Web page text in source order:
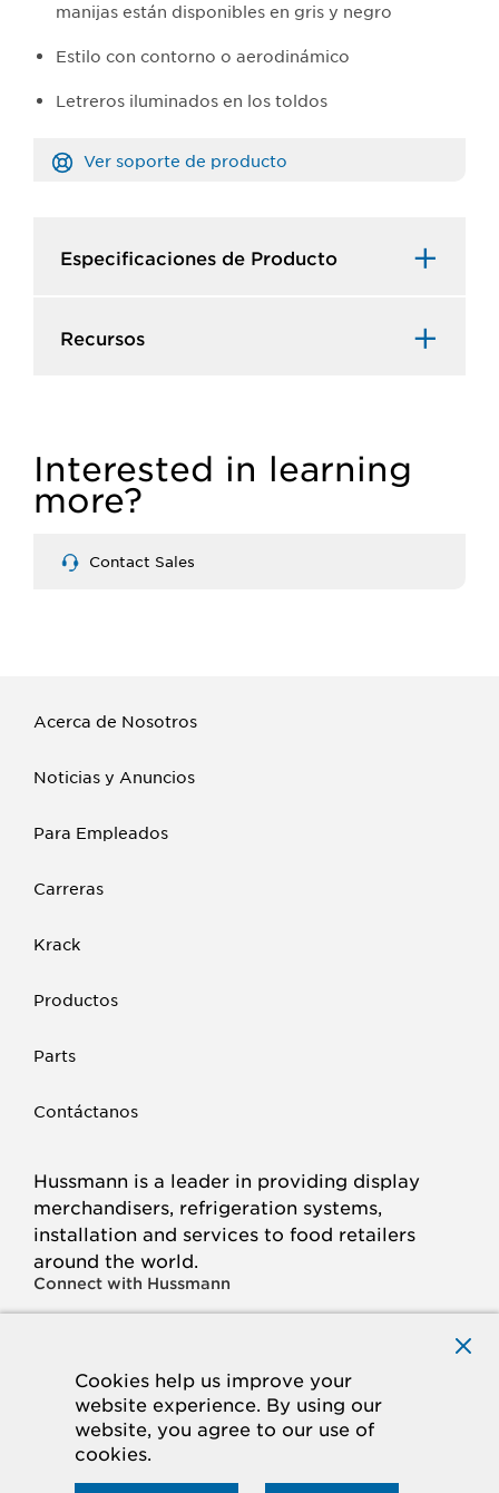
Cookies help us improve your
website experience. By using our
website, you agree to our use of
cookies.
manijas están disponibles en gris y negro
Estilo con contorno o aerodinámico
Letreros iluminados en los toldos
Ver soporte de producto
Especificaciones de Producto​
Recursos​
Interested in learning
more?
Contact Sales
Acerca de Nosotros
Noticias y Anuncios
Para Empleados
Carreras
Krack
Productos
Parts
Contáctanos
Hussmann is a leader in providing display
merchandisers, refrigeration systems,
installation and services to food retailers
around the world.
Connect with Hussmann
IN
© 2026 Hussmann Corporation. All rights reserved.
Privacy Policy